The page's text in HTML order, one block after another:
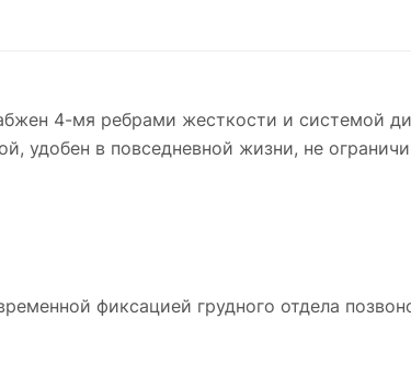
4-мя ребрами жесткости и системой
удобен в повседневной жизни, не
фиксацией грудного отдела